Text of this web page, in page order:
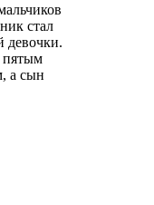
стал
девочки.
пятым
а сын